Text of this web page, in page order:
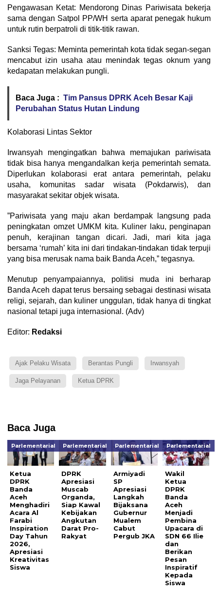
​Pengawasan Ketat: Mendorong Dinas Pariwisata bekerja
sama dengan Satpol PP/WH serta aparat penegak hukum
untuk rutin berpatroli di titik-titik rawan.
​Sanksi Tegas: Meminta pemerintah kota tidak segan-segan
mencabut izin usaha atau menindak tegas oknum yang
kedapatan melakukan pungli.
Baca Juga : Tim Pansus DPRK Aceh Besar Kaji
Perubahan Status Hutan Lindung
​Kolaborasi Lintas Sektor
​Irwansyah mengingatkan bahwa memajukan pariwisata
tidak bisa hanya mengandalkan kerja pemerintah semata.
Diperlukan kolaborasi erat antara pemerintah, pelaku
usaha, komunitas sadar wisata (Pokdarwis), dan
masyarakat sekitar objek wisata.
​”Pariwisata yang maju akan berdampak langsung pada
peningkatan omzet UMKM kita. Kuliner laku, penginapan
penuh, kerajinan tangan dicari. Jadi, mari kita jaga
bersama ‘rumah’ kita ini dari tindakan-tindakan tidak terpuji
yang bisa merusak nama baik Banda Aceh,” tegasnya.
​Menutup penyampaiannya, politisi muda ini berharap
Banda Aceh dapat terus bersaing sebagai destinasi wisata
religi, sejarah, dan kuliner unggulan, tidak hanya di tingkat
nasional tetapi juga internasional. (Adv)
Editor: Redaksi
Ajak Pelaku Wisata Berantas Pungli Irwansyah
Jaga Pelayanan Ketua DPRK
Baca Juga
Parlementarial
Ketua
DPRK
Banda
Aceh
Menghadiri
Acara Al
Farabi
Inspiration
Day Tahun
2026,
Apresiasi
Kreativitas
Siswa
Parlementarial
DPRK
Apresiasi
Muscab
Organda,
Siap Kawal
Kebijakan
Angkutan
Darat Pro-
Rakyat
Parlementarial
Armiyadi
SP
Apresiasi
Langkah
Bijaksana
Gubernur
Mualem
Cabut
Pergub JKA
Parlementarial
Wakil
Ketua
DPRK
Banda
Aceh
Menjadi
Pembina
Upacara di
SDN 66 Ilie
dan
Berikan
Pesan
Inspiratif
Kepada
Siswa